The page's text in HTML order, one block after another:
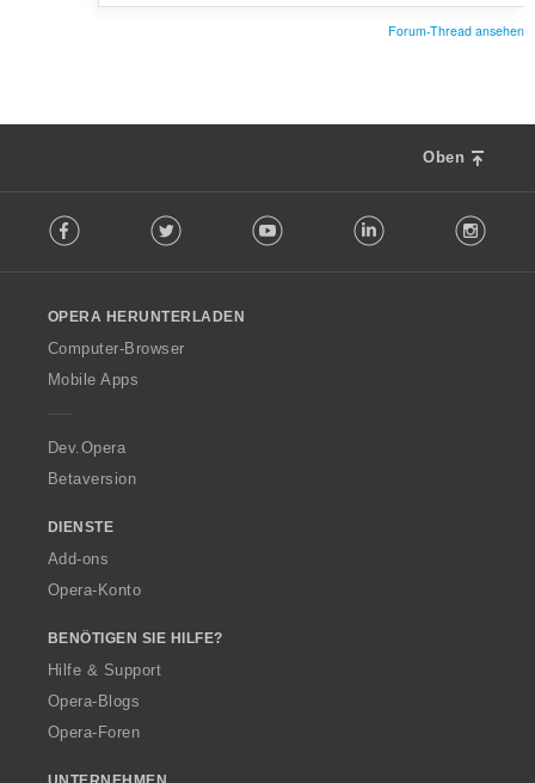
Forum-Thread ansehen
Oben
o
w
O
p
a
Facebook Twitter Youtube LinkedIn
OPERA HERUNTERLADEN
Computer-Browser
Mobile Apps
Dev.Opera
Betaversion
DIENSTE
Add-ons
Opera-Konto
BENÖTIGEN SIE HILFE?
Hilfe & Support
Opera-Blogs
Opera-Foren